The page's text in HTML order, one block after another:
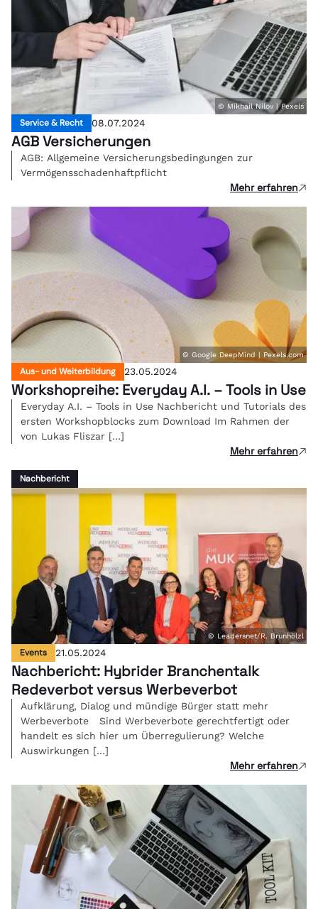
© Mikhail Nilov | Pexels
Service & Recht 08.07.2024
AGB Versicherungen
AGB: Allgemeine Versicherungsbedingungen zur
Vermögensschadenhaftpflicht
Mehr erfahren
© Google DeepMind | Pexels.com
Aus- und Weiterbildung 23.05.2024
Workshopreihe: Everyday A.I. – Tools in Use
Everyday A.I. – Tools in Use Nachbericht und Tutorials des
ersten Workshopblocks zum Download Im Rahmen der
von Lukas Fliszar […]
Mehr erfahren
Nachbericht
© Leadersnet/R. Brunhölzl
Events 21.05.2024
Nachbericht: Hybrider Branchentalk
Redeverbot versus Werbeverbot
Aufklärung, Dialog und mündige Bürger statt mehr
Werbeverbote Sind Werbeverbote gerechtfertigt oder
handelt es sich hier um Überregulierung? Welche
Auswirkungen […]
Mehr erfahren